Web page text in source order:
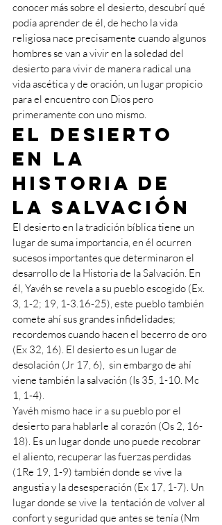
conocer más sobre el desierto, descubrí qué
podía aprender de él, de hecho la vida
religiosa nace precisamente cuando algunos
hombres se van a vivir en la soledad del
desierto para vivir de manera radical una
vida ascética y de oración, un lugar propicio
para el encuentro con Dios pero
primeramente con uno mismo.
El desierto
en la
Historia de
la Salvación
El desierto en la tradición bíblica tiene un
lugar de suma importancia, en él ocurren
sucesos importantes que determinaron el
desarrollo de la Historia de la Salvación. En
él, Yavéh se revela a su pueblo escogido (Ex.
3, 1-2; 19, 1-3.16-25), este pueblo también
comete ahí sus grandes infidelidades;
recordemos cuando hacen el becerro de oro
(Ex 32, 16). El desierto es un lugar de
desolación (Jr 17, 6),  sin embargo de ahí
viene también la salvación (Is 35, 1-10. Mc
1, 1-4).
Yavéh mismo hace ir a su pueblo por el
desierto para hablarle al corazón (Os 2, 16-
18). Es un lugar donde uno puede recobrar
el aliento, recuperar las fuerzas perdidas
(1Re 19, 1-9) también donde se vive la
angustia y la desesperación (Ex 17, 1-7). Un
lugar donde se vive la  tentación de volver al
confort y seguridad que antes se tenía (Nm